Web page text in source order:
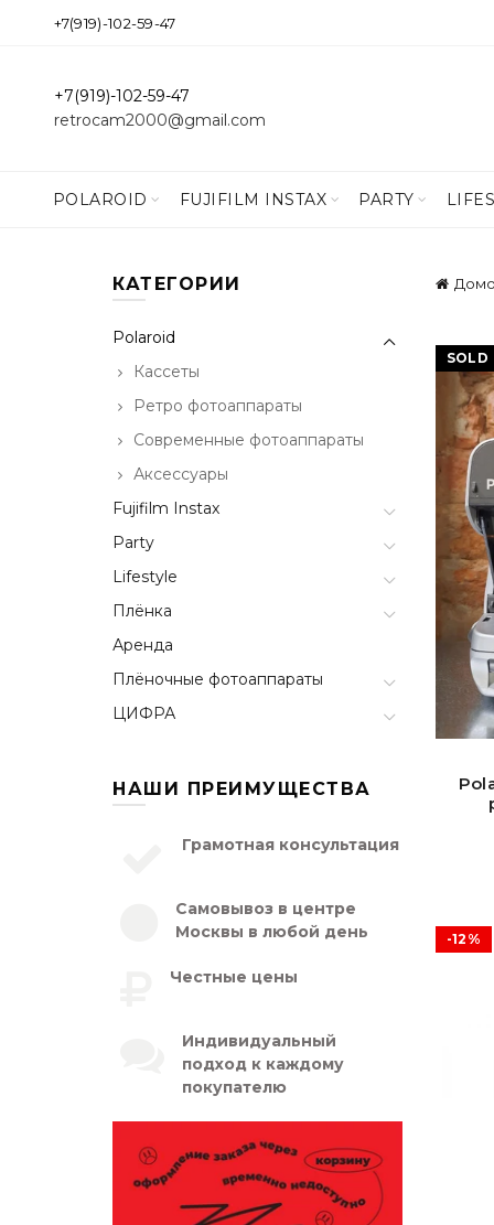
+7(919)-102-59-47
+7(919)-102-59-47
retrocam2000@gmail.com
POLAROID FUJIFILM INSTAX PARTY
SOLD
-12%
КАТЕГОРИИ
Polaroid
Кассеты
Ретро фотоаппараты
Современные фотоаппараты
Аксессуары
Fujifilm Instax
Party
Lifestyle
Плёнка
Аренда
Плёночные фотоаппараты
ЦИФРА
НАШИ ПРЕИМУЩЕСТВА
Грамотная консультация
Самовывоз в центре
Москвы в любой день
Честные цены
Индивидуальный
подход к каждому
покупателю